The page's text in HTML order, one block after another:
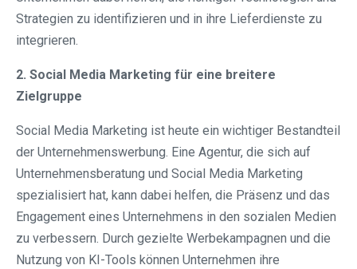
Strategien zu identifizieren und in ihre Lieferdienste zu
integrieren.
2. Social Media Marketing für eine breitere
Zielgruppe
Social Media Marketing ist heute ein wichtiger Bestandteil
der Unternehmenswerbung. Eine Agentur, die sich auf
Unternehmensberatung und Social Media Marketing
spezialisiert hat, kann dabei helfen, die Präsenz und das
Engagement eines Unternehmens in den sozialen Medien
zu verbessern. Durch gezielte Werbekampagnen und die
Nutzung von KI-Tools können Unternehmen ihre